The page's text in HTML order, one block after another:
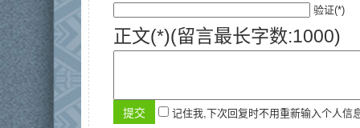
验证(*)
正文(*)(留言最长字数:1000)
记住我,下次回复时不用重新输入个人信